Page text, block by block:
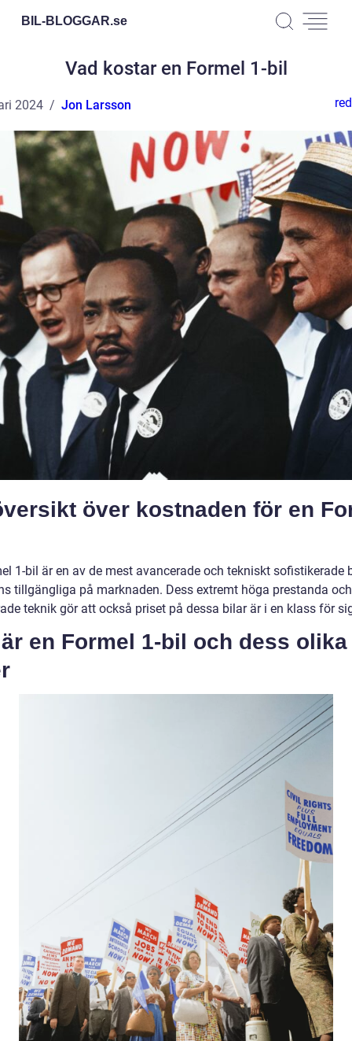
BIL-BLOGGAR.se
Vad kostar en Formel 1-bil
2024 Jon Larsson
över kostnaden för en
1-bil är en av de mest avancerade och tekniskt sofistikerade
tillgängliga på marknaden. Dess extremt höga prestanda och
teknik gör att också priset på dessa bilar är i en klass för
en Formel 1-bil och dess olika